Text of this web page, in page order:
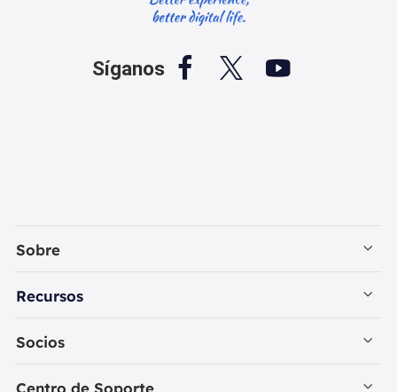
Síganos   
Sobre
Empresa
Recursos
Recuperación de Datos PC
Socios
Revendedores
Centro de Soporte